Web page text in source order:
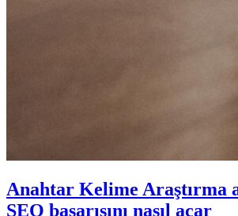
Anahtar Kelime Araştırma
SEO başarısını nasıl açar